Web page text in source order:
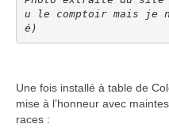
u le comptoir mais je
é)
Une fois installé à table de
mise à l’honneur avec
races :